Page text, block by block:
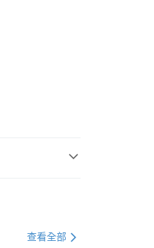
，確認付款後即
，訂單將自動取
期系統評分，恕
算日後寄送繳費提
７５折起查看全部